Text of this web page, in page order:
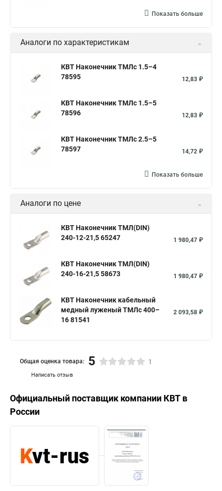
Показать больше
Аналоги по характеристикам
КВТ Наконечник ТМЛс 1.5–4
78595
12,83 ₽
КВТ Наконечник ТМЛс 1.5–5
78596
12,83 ₽
КВТ Наконечник ТМЛс 2.5–5
78597
14,72 ₽
Показать больше
Аналоги по цене
КВТ Наконечник ТМЛ(DIN)
240-12-21,5 65247
1 980,47 ₽
КВТ Наконечник ТМЛ(DIN)
240-16-21,5 58673
1 980,47 ₽
КВТ Наконечник кабельный
медный луженый ТМЛс 400–
16 81541
2 093,58 ₽
Написать отзыв
Общая оценка товара: 5 1
Официальный поставщик компании КВТ в
России